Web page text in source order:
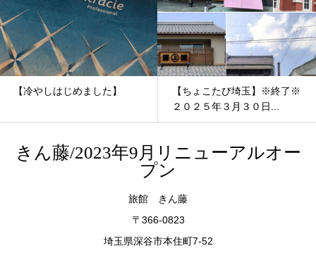
【冷やしはじめました】
【ちょこたび埼玉】※終了※
２０２５年３月３０日...
きん藤/2023年9月リニューアルオー
プン
旅館 きん藤
〒366-0823
埼玉県深谷市本住町7-52